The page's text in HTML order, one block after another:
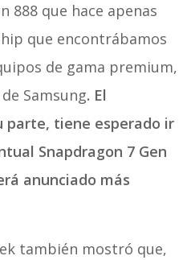
888 que hace apenas
que encontrábamos
de gama premium,
Samsung. El
parte, tiene esperado ir
Snapdragon 7 Gen
anunciado más
también mostró que,